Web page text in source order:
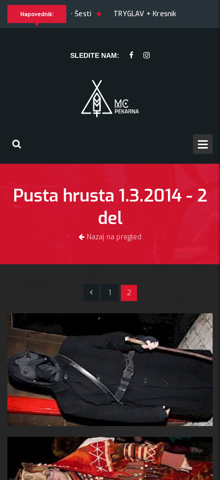
Napovednik:
+ Šesti TRYGLAV + Kresnik + Morywa
YAWNING
MAN (US), Hrmülja (HR), A Gram trip (HR)
SLEDITE NAM:
Pusta hrusta 1.3.2014 - 2
del
Nazaj na pregled
1 2